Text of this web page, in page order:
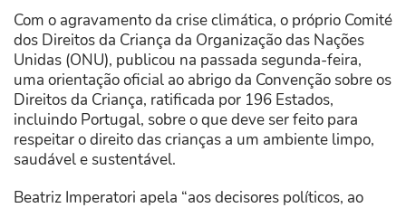
Com o agravamento da crise climática, o próprio Comité
dos Direitos da Criança da Organização das Nações
Unidas (ONU), publicou na passada segunda-feira,
uma orientação oficial ao abrigo da Convenção sobre os
Direitos da Criança, ratificada por 196 Estados,
incluindo Portugal, sobre o que deve ser feito para
respeitar o direito das crianças a um ambiente limpo,
saudável e sustentável.
Beatriz Imperatori apela “aos decisores políticos, ao